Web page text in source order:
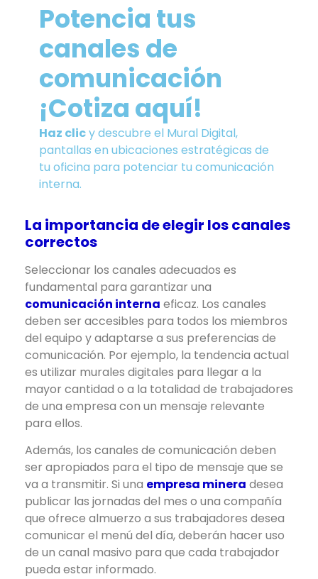
Potencia tus
canales de
comunicación
¡Cotiza aquí!
Haz clicy descubre el Mural Digital,
pantallas en ubicaciones estratégicas de
tu oficina para potenciar tu comunicación
interna.
La importancia de elegir los canales
correctos
Seleccionar los canales adecuados es
fundamental para garantizar una
comunicación interna eficaz. Los canales
deben ser accesibles para todos los miembros
del equipo y adaptarse a sus preferencias de
comunicación. Por ejemplo, la tendencia actual
es utilizar murales digitales para llegar a la
mayor cantidad o a la totalidad de trabajadores
de una empresa con un mensaje relevante
para ellos.
Además, los canales de comunicación deben
ser apropiados para el tipo de mensaje que se
va a transmitir. Si una empresa minera desea
publicar las jornadas del mes o una compañía
que ofrece almuerzo a sus trabajadores desea
comunicar el menú del día, deberán hacer uso
de un canal masivo para que cada trabajador
pueda estar informado.